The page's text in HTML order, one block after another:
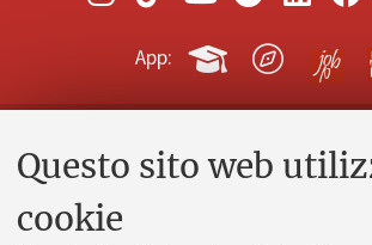
Questo sito web
cookie
App:
Contatti e PEC